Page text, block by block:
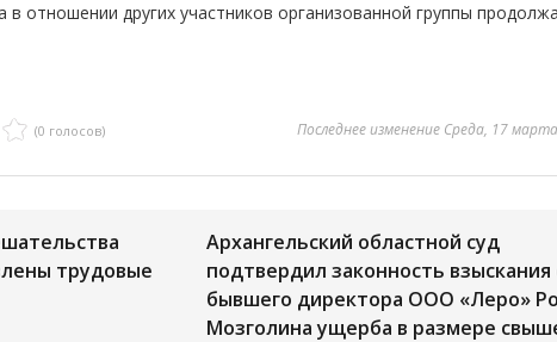
в отношении других участников организованной группы
(0 голосов) Последнее изменение Среда, 17
трудовые
Архангельский областной суд
подтвердил законность взыскания
бывшего директора ООО «Леро»
Мозголина ущерба в размере